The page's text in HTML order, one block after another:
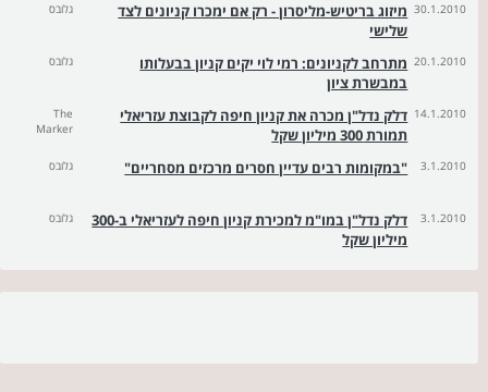
30.1.2010 מיזוג בריטיש-מליסרון - רק אם ימכרו קניונים לצד
שלישי
גלובס
20.1.2010 מתרחב לקניונים: רמי לוי יקים קניון בבעלותו
במבשרת ציון
גלובס
14.1.2010 דלק נדל"ן מכרה את קניון חיפה לקבוצת עזריאלי
תמורת 300 מיליון שקל
The
Marker
3.1.2010 "במקומות רבים עדיין חסרים מרכזים מסחריים" גלובס
3.1.2010
דלק נדל"ן במו"מ למכירת קניון חיפה לעזריאלי ב-300
מיליון שקל
גלובס